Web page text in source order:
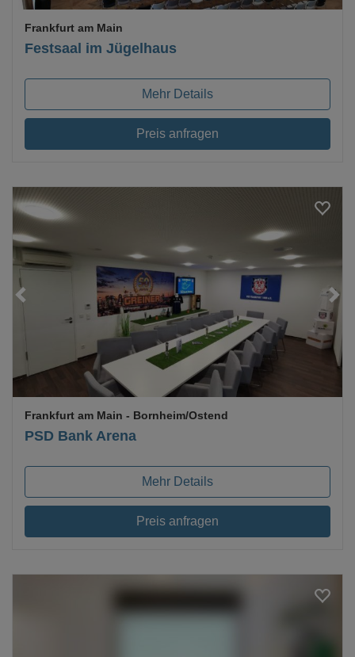
Festsaal im Jügelhaus
Frankfurt am Main
Mehr Details
Preis anfragen
Loading...
PSD Bank Arena
Frankfurt am Main - Bornheim/Ostend
Mehr Details
Preis anfragen